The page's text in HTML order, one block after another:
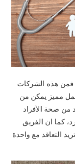
هذه الشركات
مميز يمكن من
من صحة الأفراد
كما ان الفريق
التعاقد مع واحدة